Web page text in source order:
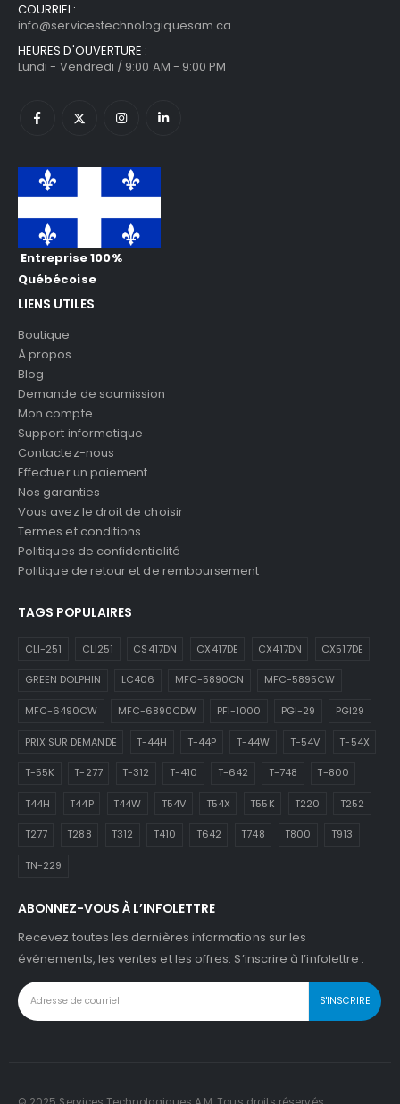
COURRIEL:
info@servicestechnologiquesam.ca
HEURES D'OUVERTURE :
Lundi - Vendredi / 9:00 AM - 9:00 PM
Entreprise 100%
Québécoise
LIENS UTILES
Boutique
À propos
Blog
Demande de soumission
Mon compte
Support informatique
Contactez-nous
Effectuer un paiement
Nos garanties
Vous avez le droit de choisir
Termes et conditions
Politiques de confidentialité
Politique de retour et de remboursement
TAGS POPULAIRES
CLI-251 CLI251 CS417DN CX417DE CX417DN CX517DE
GREEN DOLPHIN LC406 MFC-5890CN MFC-5895CW
MFC-6490CW MFC-6890CDW PFI-1000 PGI-29 PGI29
PRIX SUR DEMANDE T-44H T-44P T-44W T-54V T-54X
T-55K T-277 T-312 T-410 T-642 T-748 T-800
T44H T44P T44W T54V T54X T55K T220 T252
T277 T288 T312 T410 T642 T748 T800 T913
TN-229
ABONNEZ-VOUS À L’INFOLETTRE
Recevez toutes les dernières informations sur les
événements, les ventes et les offres. S’inscrire à l’infolettre :